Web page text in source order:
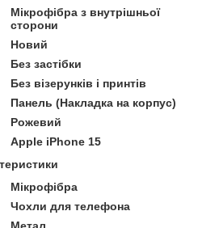
Мікрофібра з внутрішньої
сторони
Новий
Без застібки
Без візерунків і принтів
Панель (Накладка на корпус)
Рожевий
Apple iPhone 15
Мікрофібра
Чохли для телефона